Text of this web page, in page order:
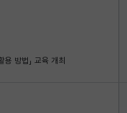
방법」 교육 개최